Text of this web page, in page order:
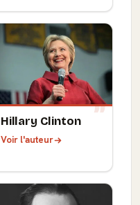
Hillary Clinton
Voir l'auteur